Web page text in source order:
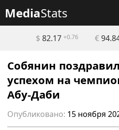
MediaStats
$ 82.17 +0.76 €
Собянин
успехом на
Абу-Даби
Опубликовано: 15 ноября